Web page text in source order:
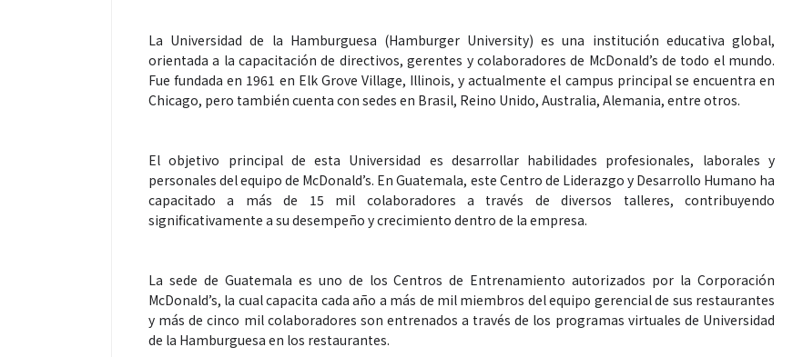
La Universidad de la Hamburguesa (Hamburger University) es una institución educativa global,
orientada a la capacitación de directivos, gerentes y colaboradores de McDonald’s de todo el mundo.
Fue fundada en 1961 en Elk Grove Village, Illinois, y actualmente el campus principal se encuentra en
Chicago, pero también cuenta con sedes en Brasil, Reino Unido, Australia, Alemania, entre otros.
El objetivo principal de esta Universidad es desarrollar habilidades profesionales, laborales y
personales del equipo de McDonald’s. En Guatemala, este Centro de Liderazgo y Desarrollo Humano ha
capacitado a más de 15 mil colaboradores a través de diversos talleres, contribuyendo
significativamente a su desempeño y crecimiento dentro de la empresa.
La sede de Guatemala es uno de los Centros de Entrenamiento autorizados por la Corporación
McDonald’s, la cual capacita cada año a más de mil miembros del equipo gerencial de sus restaurantes
y más de cinco mil colaboradores son entrenados a través de los programas virtuales de Universidad
de la Hamburguesa en los restaurantes.
La marimba une generaciones: el
46.º Festival de Marimba Paiz
transforma la tradición en un
“Donde quiera que estés” el
primer capítulo del universo de
“FRAGMENTOS” su próximo